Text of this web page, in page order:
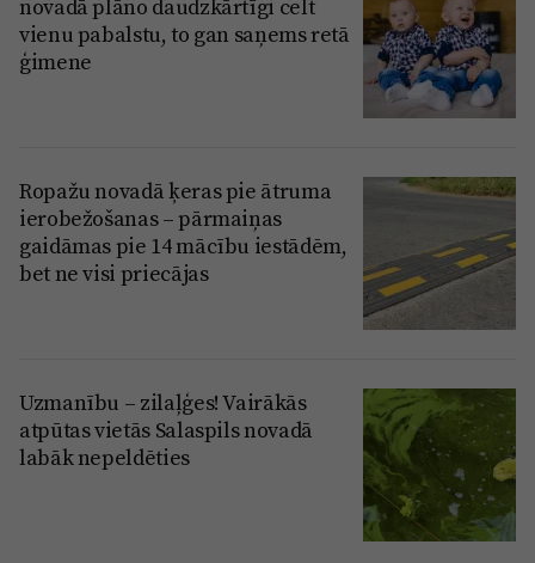
novadā plāno daudzkārtīgi celt
vienu pabalstu, to gan saņems retā
ģimene
Ropažu novadā ķeras pie ātruma
ierobežošanas – pārmaiņas
gaidāmas pie 14 mācību iestādēm,
bet ne visi priecājas
Uzmanību – zilaļģes! Vairākās
atpūtas vietās Salaspils novadā
labāk nepeldēties